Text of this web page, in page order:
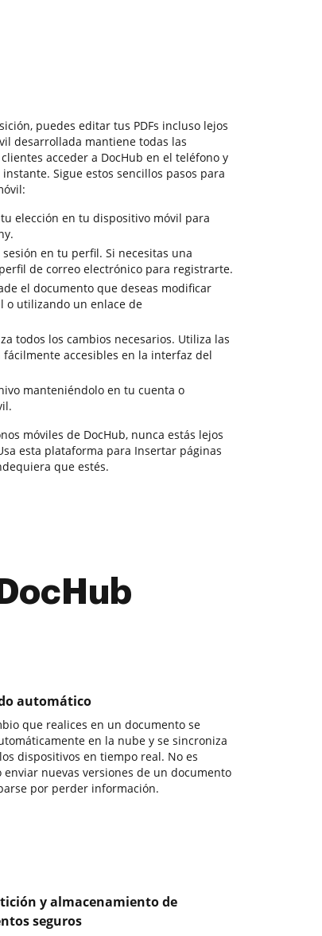
puedes editar tus PDFs incluso lejos
desarrollada mantiene todas las
acceder a DocHub en el teléfono y
Sigue estos sencillos pasos para
elección en tu dispositivo móvil para
en tu perfil. Si necesitas una
de correo electrónico para registrarte.
el documento que deseas modificar
o utilizando un enlace de
todos los cambios necesarios. Utiliza las
accesibles en la interfaz del
manteniéndolo en tu cuenta o
móviles de DocHub, nunca estás lejos
esta plataforma para Insertar páginas
que estés.
automático
que realices en un documento se
en la nube y se sincroniza
dispositivos en tiempo real. No es
enviar nuevas versiones de un documento
por perder información.
y almacenamiento de
seguros